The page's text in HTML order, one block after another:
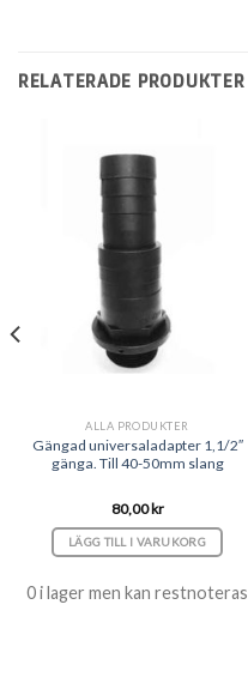
RELATERADE PRODUKTER
ALLA PRODUKTER
Gängad universaladapter 1,1/2″
gänga. Till 40-50mm slang
80,00kr
LÄGG TILL I VARUKORG
0 i lager men kan restnoteras